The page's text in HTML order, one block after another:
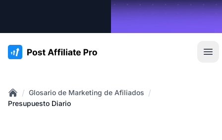
:site.title
Home
/ Glosario de Marketing de Afiliados /
Presupuesto Diario